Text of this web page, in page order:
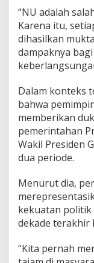
“NU adalah
Karena itu,
dihasilkan
dampaknya
Dalam konteks
bahwa
memberikan
pemerintahan
Wakil Presiden
dua periode.
Menurut dia,
kekuatan politik
dekade terakhir
“Kita pernah